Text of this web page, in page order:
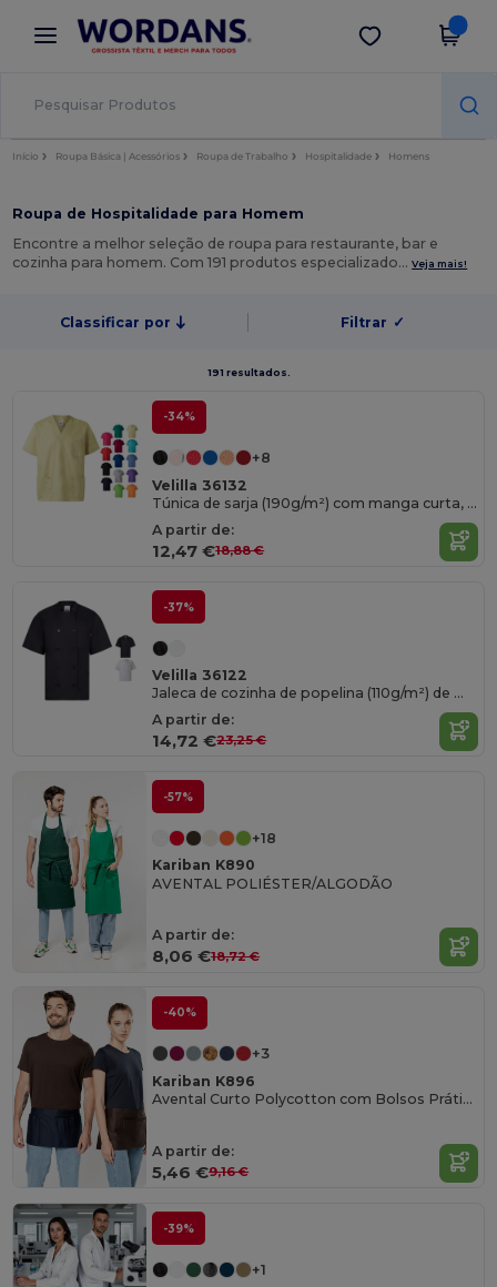
× App Wordans
Melhores preços na app!
Obter app
Início Roupa Básica | Acessórios Roupa de Trabalho Hospitalidade Homens
Roupa de Hospitalidade para Homem
Encontre a melhor seleção de roupa para restaurante, bar e
cozinha para homem. Com 191 produtos especializado…Veja mais!
Classificar por Filtrar ✓
191 resultados.
-34%
+8
Velilla 36132
Túnica de sarja (190g/m²) com manga curta, em poliéster (65%) e algodão (35%)
A partir de:
12,47 €18,88 €
-37%
Velilla 36122
Jaleca de cozinha de popelina (110g/m²) de manga curta, em algodão (35%) e poliéster (65%)
A partir de:
14,72 €23,25 €
-57%
+18
Kariban K890
AVENTAL POLIÉSTER/ALGODÃO
A partir de:
8,06 €18,72 €
-40%
+3
Kariban K896
Avental Curto Polycotton com Bolsos Práticos
A partir de:
5,46 €9,16 €
-39%
+1